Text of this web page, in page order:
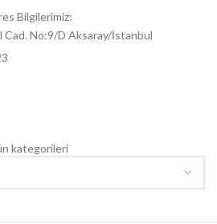
Bilgilerimiz:
Cad. No:9/D Aksaray/İstanbul
kategorileri